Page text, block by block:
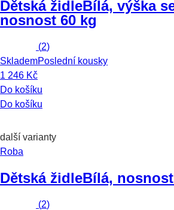
Dětská židleBílá, výška
nosnost 60 kg
(2)
SklademPoslední kousky
1 246 Kč
Do košíku
Do košíku
další varianty
Roba
Dětská židleBílá,
(2)